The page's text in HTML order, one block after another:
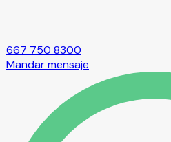
667 750 8300
Mandar mensaje